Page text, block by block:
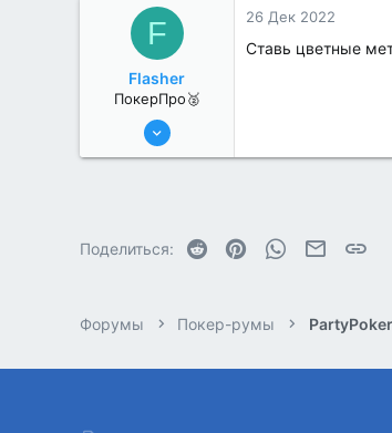
F
Flasher
ПокерПро🥈
25 Июл 2022
26 Дек 2022
Ставь цветные
Поделиться: Reddit PinterestWhatsApp
Форумы Покер-румы PartyPoker